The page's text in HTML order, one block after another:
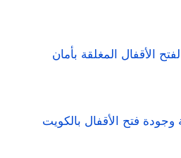
الأقفال المغلقة بأمان